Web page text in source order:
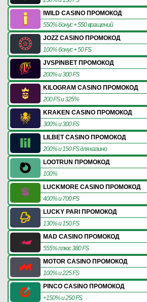
IWILD CASINO ПРОМОКОД
550% бонус + 550 вращений
JOZZ CASINO ПРОМОКОД
100% бонус + 50 FS
JVSPINBET ПРОМОКОД
200% и 300 FS
KILOGRAM CASINO ПРОМОКОД
200 FS и 325%
KRAKEN CASINO ПРОМОКОД
300% и 300 FS
LILBET CASINO ПРОМОКОД
200% и 150 FS для казино
LOOTRUN ПРОМОКОД
100%
LUCKMORE CASINO ПРОМОКОД
400% и 700 FS
LUCKY PARI ПРОМОКОД
130% и 150 FS
MAD CASINO ПРОМОКОД
555% плюс 380 FS
MOTOR CASINO ПРОМОКОД
100% и 225 FS
PINCO CASINO ПРОМОКОД
+150% и 250 FS